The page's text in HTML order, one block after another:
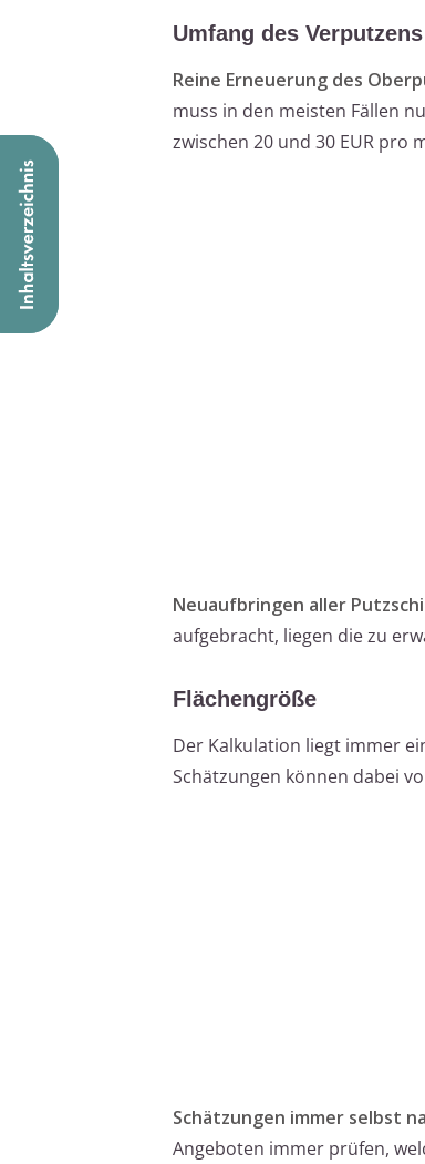
Umfang des Verputzens
Reine Erneuerung des
muss in den meisten Fällen
zwischen 20 und 30 EUR pro
Neuaufbringen aller
aufgebracht, liegen die zu
Flächengröße
Der Kalkulation liegt immer
Schätzungen können dabei
Schätzungen immer selbst
Angeboten immer prüfen,